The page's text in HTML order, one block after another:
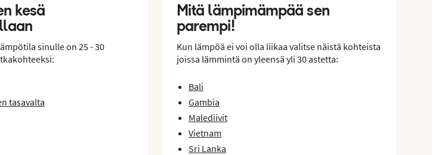
kesä
sinulle on 25 - 30
tasavalta
Mitä lämpimämpää sen
parempi!
Kun lämpöä ei voi olla liikaa valitse näistä kohteista
joissa lämmintä on yleensä yli 30 astetta:
Bali
Gambia
Malediivit
Vietnam
Sri Lanka